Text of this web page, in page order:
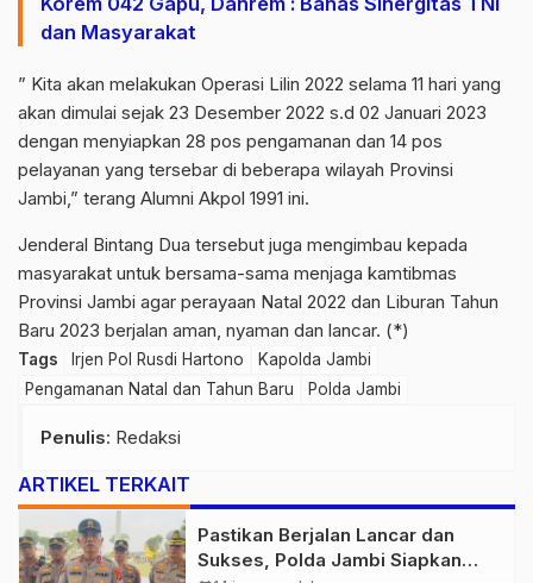
dan Masyarakat
” Kita akan melakukan Operasi Lilin 2022 selama 11 hari yang
akan dimulai sejak 23 Desember 2022 s.d 02 Januari 2023
dengan menyiapkan 28 pos pengamanan dan 14 pos
pelayanan yang tersebar di beberapa wilayah Provinsi
Jambi,” terang Alumni Akpol 1991 ini.
Jenderal Bintang Dua tersebut juga mengimbau kepada
masyarakat untuk bersama-sama menjaga kamtibmas
Provinsi Jambi agar perayaan Natal 2022 dan Liburan Tahun
Baru 2023 berjalan aman, nyaman dan lancar. (*)
Tags Irjen Pol Rusdi Hartono
Kapolda Jambi
Pengamanan Natal dan Tahun Baru
Polda Jambi
Penulis: Redaksi
ARTIKEL TERKAIT
Pastikan Berjalan Lancar dan
Sukses, Polda Jambi Siapkan